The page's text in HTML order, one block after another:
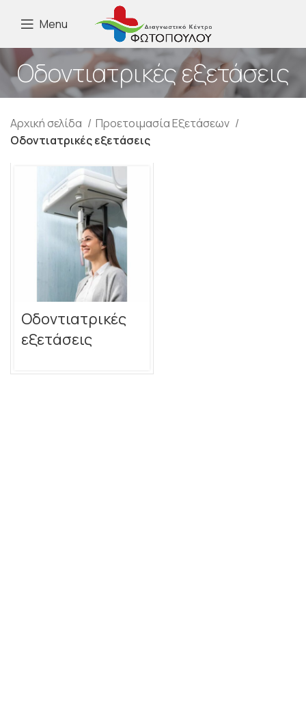
Menu
Οδοντιατρικές εξετάσεις
Αρχική σελίδα
Προετοιμασία Εξετάσεων
Οδοντιατρικές εξετάσεις
Οδοντιατρικές
εξετάσεις